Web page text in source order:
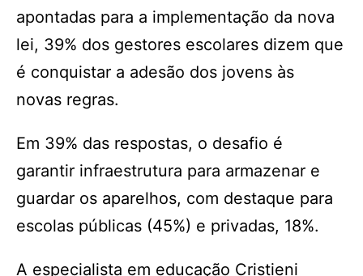
apontadas para a implementação da nova
lei, 39% dos gestores escolares dizem que
é conquistar a adesão dos jovens às
novas regras.
Em 39% das respostas, o desafio é
garantir infraestrutura para armazenar e
guardar os aparelhos, com destaque para
escolas públicas (45%) e privadas, 18%.
A especialista em educação Cristieni